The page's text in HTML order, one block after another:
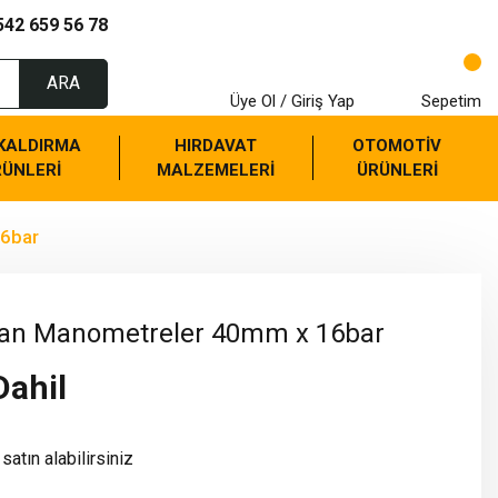
659 56 78
ARA
Üye Ol / Giriş Yap Sepetim
HIRDAVAT
MALZEMELERİ
OTOMOTİV
ÜRÜNLERİ
Manometreler 40mm x 16bar
alabilirsiniz